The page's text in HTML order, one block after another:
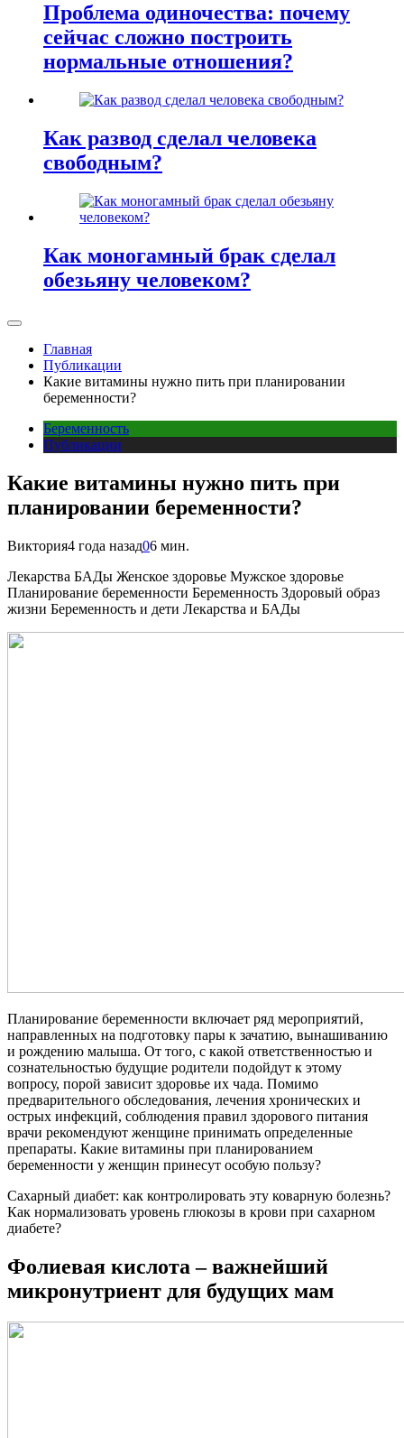
Проблема одиночества: почему
сейчас сложно построить
нормальные отношения?
Как развод сделал человека
свободным?
Как моногамный брак сделал
обезьяну человеком?
Главная
Публикации
Какие витамины нужно пить при планировании
беременности?
Беременность
Публикации
Какие витамины нужно пить при
планировании беременности?
Виктория4 года назад06 мин.
Лекарства БАДы Женское здоровье Мужское здоровье
Планирование беременности Беременность Здоровый образ
жизни Беременность и дети Лекарства и БАДы
Планирование беременности включает ряд мероприятий,
направленных на подготовку пары к зачатию, вынашиванию
и рождению малыша. От того, с какой ответственностью и
сознательностью будущие родители подойдут к этому
вопросу, порой зависит здоровье их чада. Помимо
предварительного обследования, лечения хронических и
острых инфекций, соблюдения правил здорового питания
врачи рекомендуют женщине принимать определенные
препараты. Какие витамины при планированием
беременности у женщин принесут особую пользу?
Сахарный диабет: как контролировать эту коварную болезнь?
Как нормализовать уровень глюкозы в крови при сахарном
диабете?
Фолиевая кислота – важнейший
микронутриент для будущих мам